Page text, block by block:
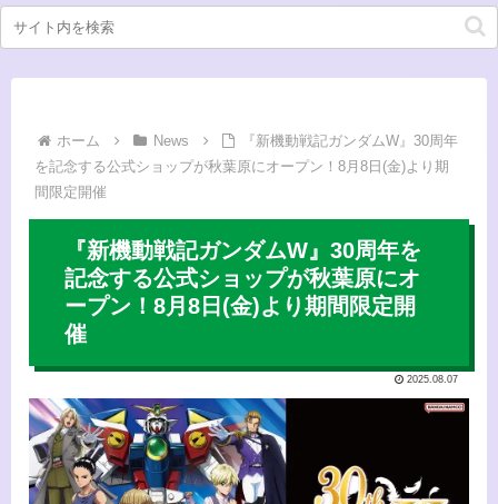
ホーム News
『新機動戦記ガンダムW』30周年
を記念する公式ショップが秋葉原にオープン！8月8日(金)より期
間限定開催
『新機動戦記ガンダムW』30周年を
記念する公式ショップが秋葉原にオ
ープン！8月8日(金)より期間限定開
催
2025.08.07